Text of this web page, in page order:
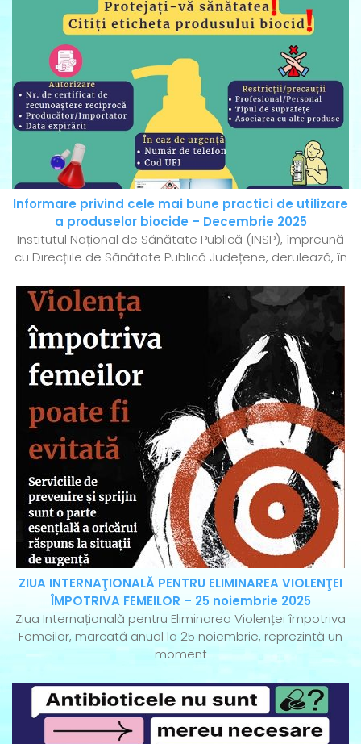
Informare privind cele mai bune practici de utilizare
a produselor biocide – Decembrie 2025
Institutul Național de Sănătate Publică (INSP), împreună
cu Direcțiile de Sănătate Publică Județene, derulează, în
ZIUA INTERNAŢIONALĂ PENTRU ELIMINAREA VIOLENŢEI
ÎMPOTRIVA FEMEILOR – 25 noiembrie 2025
Ziua Internațională pentru Eliminarea Violenței împotriva
Femeilor, marcată anual la 25 noiembrie, reprezintă un
moment